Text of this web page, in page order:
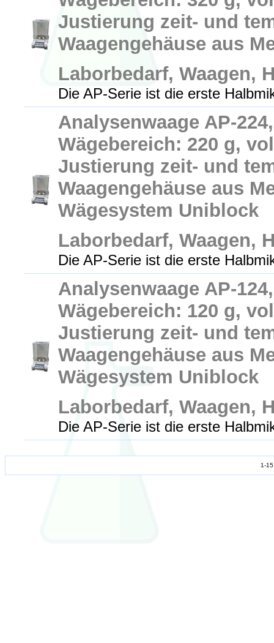
Justierung zeit- und
Waagengehäuse aus
Laborbedarf, Waagen,
Die AP-Serie ist die erste
Analysenwaage AP-
Wägebereich: 220 g,
Justierung zeit- und
Waagengehäuse aus
Wägesystem Uniblock
Laborbedarf, Waagen,
Die AP-Serie ist die erste
Analysenwaage AP-
Wägebereich: 120 g,
Justierung zeit- und
Waagengehäuse aus
Wägesystem Uniblock
Laborbedarf, Waagen,
Die AP-Serie ist die erste
1-